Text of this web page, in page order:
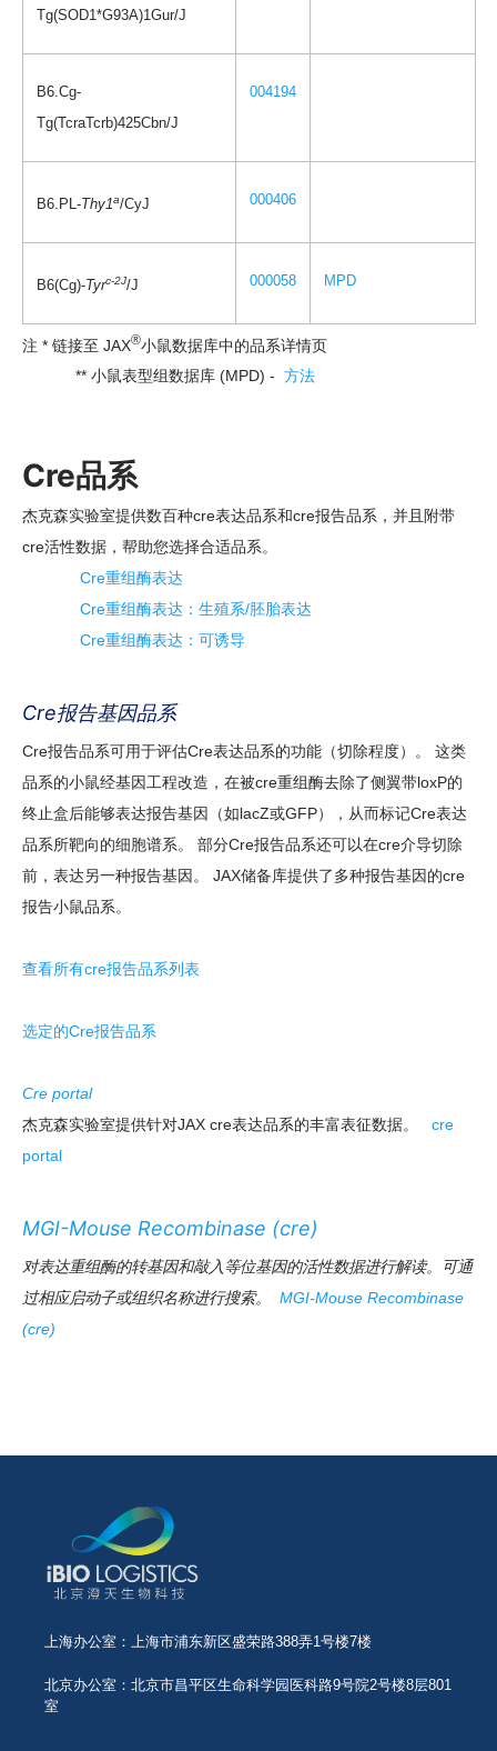
Tg(SOD1*G93A)1Gur/J
B6.Cg-
Tg(TcraTcrb)425Cbn/J
004194
B6.PL-Thy1a/CyJ 000406
B6(Cg)-Tyrc-2J/J 000058 MPD
注 * 链接至 JAX®小鼠数据库中的品系详情页
** 小鼠表型组数据库 (MPD) - 方法
Cre品系
杰克森实验室提供数百种cre表达品系和cre报告品系，并且附带
cre活性数据，帮助您选择合适品系。
Cre重组酶表达
Cre重组酶表达：生殖系/胚胎表达
Cre重组酶表达：可诱导
Cre报告基因品系
Cre报告品系可用于评估Cre表达品系的功能（切除程度）。 这类
品系的小鼠经基因工程改造，在被cre重组酶去除了侧翼带loxP的
终止盒后能够表达报告基因（如lacZ或GFP），从而标记Cre表达
品系所靶向的细胞谱系。 部分Cre报告品系还可以在cre介导切除
前，表达另一种报告基因。 JAX储备库提供了多种报告基因的cre
报告小鼠品系。
查看所有cre报告品系列表
选定的Cre报告品系
Cre portal
杰克森实验室提供针对JAX cre表达品系的丰富表征数据。 cre
portal
MGI-Mouse Recombinase (cre)
对表达重组酶的转基因和敲入等位基因的活性数据进行解读。可通
过相应启动子或组织名称进行搜索。 MGI-Mouse Recombinase
(cre)
上海办公室：上海市浦东新区盛荣路388弄1号楼7楼
北京办公室：北京市昌平区生命科学园医科路9号院2号楼8层801
室